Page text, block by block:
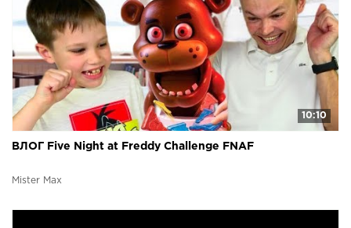
10:10
ВЛОГ Five Night at Freddy Challenge FNAF
Mister Max